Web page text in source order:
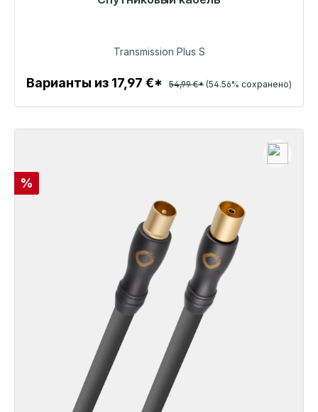
24,99 €
Детали
Transmission Plus S
Варианты из 17,97 €* 54,99 €* (54.56% сохранено)
Скидка
%